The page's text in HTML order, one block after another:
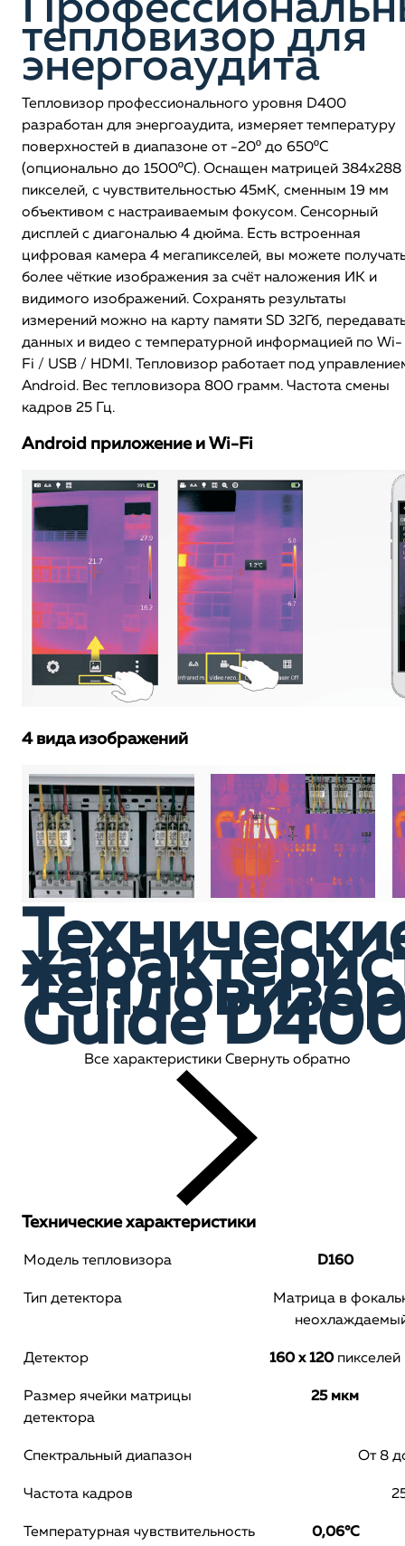
тепловизор для
энергоаудита
Тепловизор профессионального уровня D400
разработан для энергоаудита, измеряет температуру
поверхностей в диапазоне от -20º до 650ºС
(опционально до 1500ºС). Оснащен матрицей 384х288
пикселей, с чувствительностью 45мК, сменным 19 мм
объективом с настраиваемым фокусом. Сенсорный
дисплей с диагональю 4 дюйма. Есть встроенная
цифровая камера 4 мегапикселей, вы можете
более чёткие изображения за счёт наложения ИК и
видимого изображений. Сохранять результаты
измерений можно на карту памяти SD 32Гб,
данных и видео с температурной информацией по Wi-
Fi / USB / HDMI. Тепловизор работает под
Android. Вес тепловизора 800 грамм. Частота смены
кадров 25 Гц.
Android приложение и Wi-Fi
4 вида изображений
Тепловизор
Guide
Все характеристики Свернуть обратно
Технические характеристики
Модель тепловизора D160
Тип детектора
Матрица в
Детектор 160 x 120пикселей
Размер ячейки матрицы
детектора
25 мкм
Спектральный диапазон От 8
Частота кадров
Температурная чувствительность
0,06°С